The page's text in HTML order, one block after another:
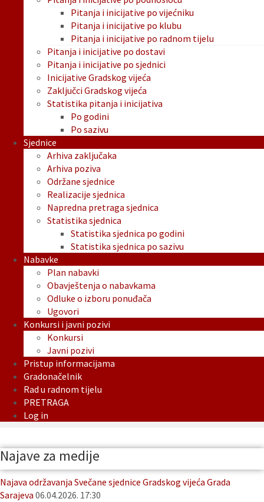
Pitanja i inicijative po vijećniku
Pitanja i inicijative po klubu
Pitanja i inicijative po radnom tijelu
Pitanja i inicijative po dostavi
Pitanja i inicijative po sjednici
Inicijative Gradskog vijeća
Zaključci Gradskog vijeća
Statistika pitanja i inicijativa
Po godini
Po sazivu
Sjednice
Arhiva zaključaka
Arhiva poziva
Održane sjednice
Realizacije sjednica
Napredna pretraga sjednica
Statistika sjednica
Statistika sjednica po godini
Statistika sjednica po sazivu
Nabavke
Plan nabavki
Obavještenja o nabavkama
Odluke o izboru ponuđača
Ugovori
Konkursi i javni pozivi
Konkursi
Javni pozivi
Pristup informacijama
Gradonačelnik
Rad u radnom tijelu
PRETRAGA
Log in
Najave za medije
Najava održavanja Svečane sjednice Gradskog vijeća Grada
Sarajeva 06.04.2026. 17:30